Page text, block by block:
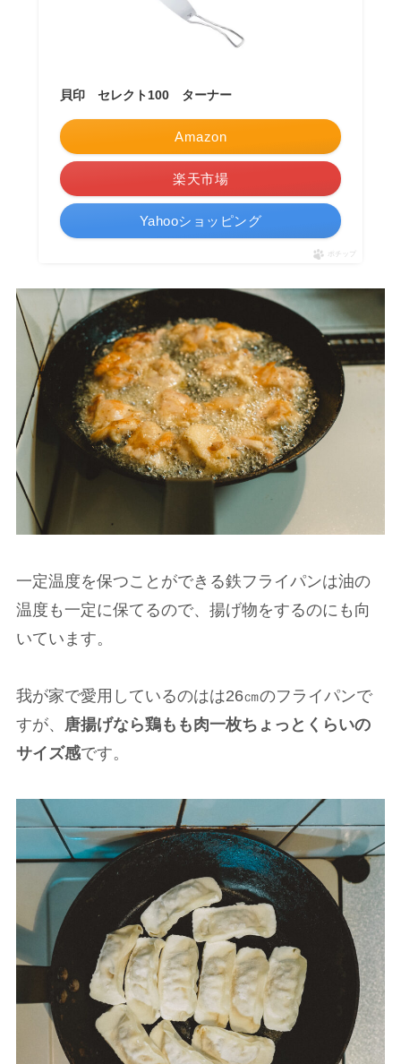
貝印 セレクト100 ターナー
Amazon
楽天市場
Yahooショッピング
ポチップ
一定温度を保つことができる鉄フライパンは油の
温度も一定に保てるので、揚げ物をするのにも向
いています。
我が家で愛用しているのはは26㎝のフライパンで
すが、
唐揚げなら鶏もも肉一枚ちょっとくらいの
サイズ感です。